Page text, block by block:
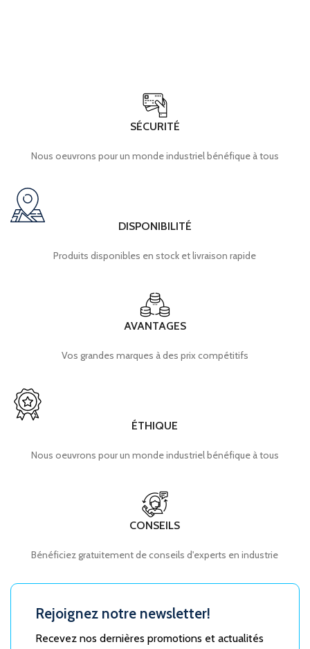
SÉCURITÉ
Nous oeuvrons pour un monde industriel bénéfique à tous
DISPONIBILITÉ
Produits disponibles en stock et livraison rapide
AVANTAGES
Vos grandes marques à des prix compétitifs
ÉTHIQUE
Nous oeuvrons pour un monde industriel bénéfique à tous
CONSEILS
Bénéficiez gratuitement de conseils d'experts en industrie
Rejoignez notre newsletter!
Recevez nos dernières promotions et actualités